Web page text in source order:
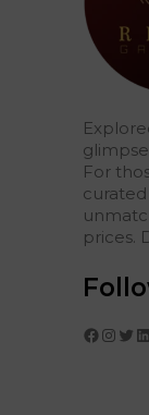
For
prices.
Facebook Instagram Twitter LinkedIn